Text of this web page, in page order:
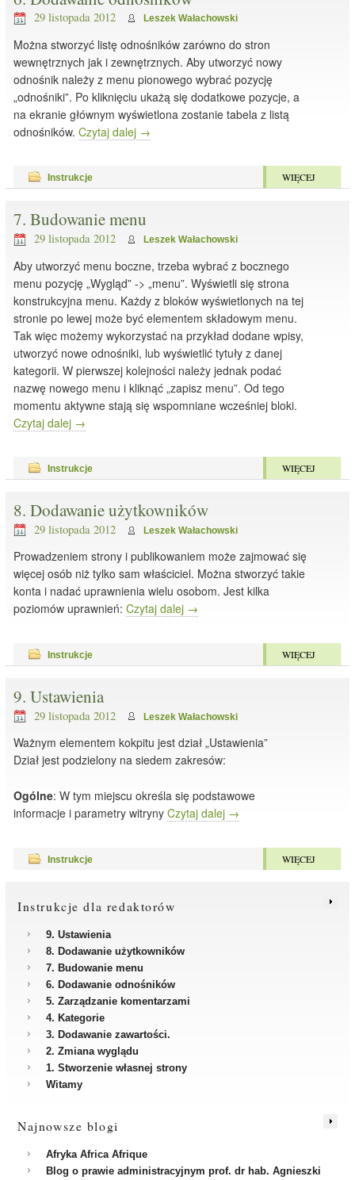
29 listopada 2012 Leszek Wałachowski
Można stworzyć listę odnośników zarówno do stron
wewnętrznych jak i zewnętrznych. Aby utworzyć nowy
odnośnik należy z menu pionowego wybrać pozycję
„odnośniki”. Po kliknięciu ukażą się dodatkowe pozycje, a
na ekranie głównym wyświetlona zostanie tabela z listą
odnośników.Czytaj dalej →
Instrukcje WIĘCEJ
7. Budowanie menu
29 listopada 2012 Leszek Wałachowski
Aby utworzyć menu boczne, trzeba wybrać z bocznego
menu pozycję „Wygląd” -> „menu”. Wyświetli się strona
konstrukcyjna menu. Każdy z bloków wyświetlonych na tej
stronie po lewej może być elementem składowym menu.
Tak więc możemy wykorzystać na przykład dodane wpisy,
utworzyć nowe odnośniki, lub wyświetlić tytuły z danej
kategorii. W pierwszej kolejności należy jednak podać
nazwę nowego menu i kliknąć „zapisz menu”. Od tego
momentu aktywne stają się wspomniane wcześniej bloki.
Czytaj dalej →
Instrukcje WIĘCEJ
8. Dodawanie użytkowników
29 listopada 2012 Leszek Wałachowski
Prowadzeniem strony i publikowaniem może zajmować się
więcej osób niż tylko sam właściciel. Można stworzyć takie
konta i nadać uprawnienia wielu osobom. Jest kilka
poziomów uprawnień:Czytaj dalej →
Instrukcje WIĘCEJ
9. Ustawienia
29 listopada 2012 Leszek Wałachowski
Ważnym elementem kokpitu jest dział „Ustawienia”
Dział jest podzielony na siedem zakresów:
Ogólne: W tym miejscu określa się podstawowe
informacje i parametry witrynyCzytaj dalej →
Instrukcje WIĘCEJ
Instrukcje dla redaktorów
9. Ustawienia
8. Dodawanie użytkowników
7. Budowanie menu
6. Dodawanie odnośników
5. Zarządzanie komentarzami
4. Kategorie
3. Dodawanie zawartości.
2. Zmiana wyglądu
1. Stworzenie własnej strony
Witamy
Najnowsze blogi
Afryka Africa Afrique
Blog o prawie administracyjnym prof. dr hab. Agnieszki